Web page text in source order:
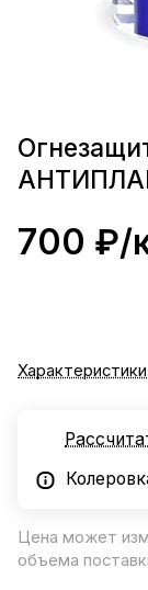
700 ₽/
Характеристики
Цена может
объема